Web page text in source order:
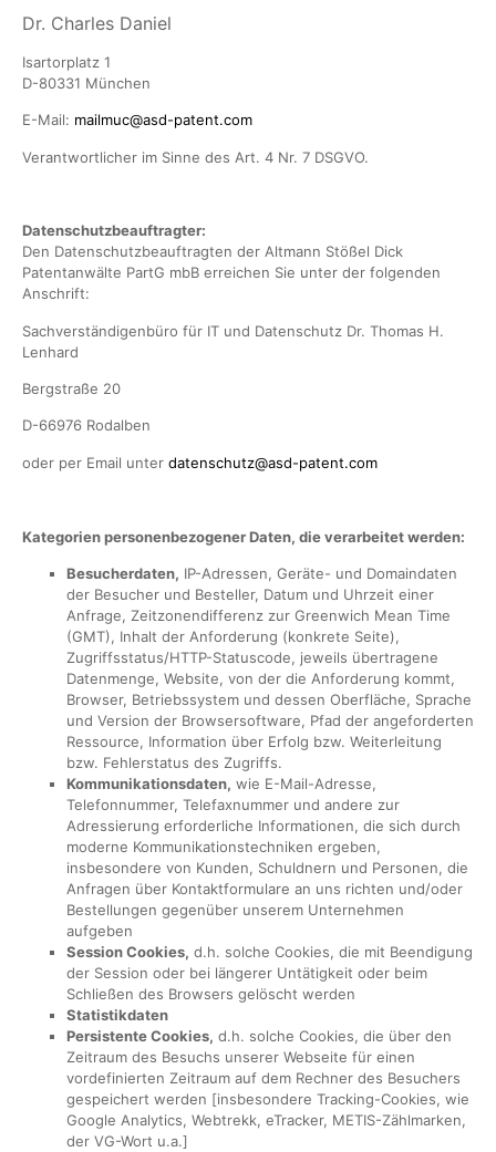
Dr. Charles Daniel
Isartorplatz 1
D-80331 München
E-Mail: mailmuc@asd-patent.com
Verantwortlicher im Sinne des Art. 4 Nr. 7 DSGVO.
Datenschutzbeauftragter:
Den Datenschutzbeauftragten der Altmann Stößel Dick
Patentanwälte PartG mbB erreichen Sie unter der folgenden
Anschrift:
Sachverständigenbüro für IT und Datenschutz Dr. Thomas H.
Lenhard
Bergstraße 20
D-66976 Rodalben
oder per Email unter datenschutz@asd-patent.com
Kategorien personenbezogener Daten, die verarbeitet werden:
Besucherdaten, IP-Adressen, Geräte- und Domaindaten
der Besucher und Besteller, Datum und Uhrzeit einer
Anfrage, Zeitzonendifferenz zur Greenwich Mean Time
(GMT), Inhalt der Anforderung (konkrete Seite),
Zugriffsstatus/HTTP-Statuscode, jeweils übertragene
Datenmenge, Website, von der die Anforderung kommt,
Browser, Betriebssystem und dessen Oberfläche, Sprache
und Version der Browsersoftware, Pfad der angeforderten
Ressource, Information über Erfolg bzw. Weiterleitung
bzw. Fehlerstatus des Zugriffs.
Kommunikationsdaten, wie E-Mail-Adresse,
Telefonnummer, Telefaxnummer und andere zur
Adressierung erforderliche Informationen, die sich durch
moderne Kommunikationstechniken ergeben,
insbesondere von Kunden, Schuldnern und Personen, die
Anfragen über Kontaktformulare an uns richten und/oder
Bestellungen gegenüber unserem Unternehmen
aufgeben
Session Cookies, d.h. solche Cookies, die mit Beendigung
der Session oder bei längerer Untätigkeit oder beim
Schließen des Browsers gelöscht werden
Statistikdaten
Persistente Cookies, d.h. solche Cookies, die über den
Zeitraum des Besuchs unserer Webseite für einen
vordefinierten Zeitraum auf dem Rechner des Besuchers
gespeichert werden [insbesondere Tracking-Cookies, wie
Google Analytics, Webtrekk, eTracker, METIS-Zählmarken,
der VG-Wort u.a.]